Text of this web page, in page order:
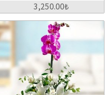
3,250.00₺